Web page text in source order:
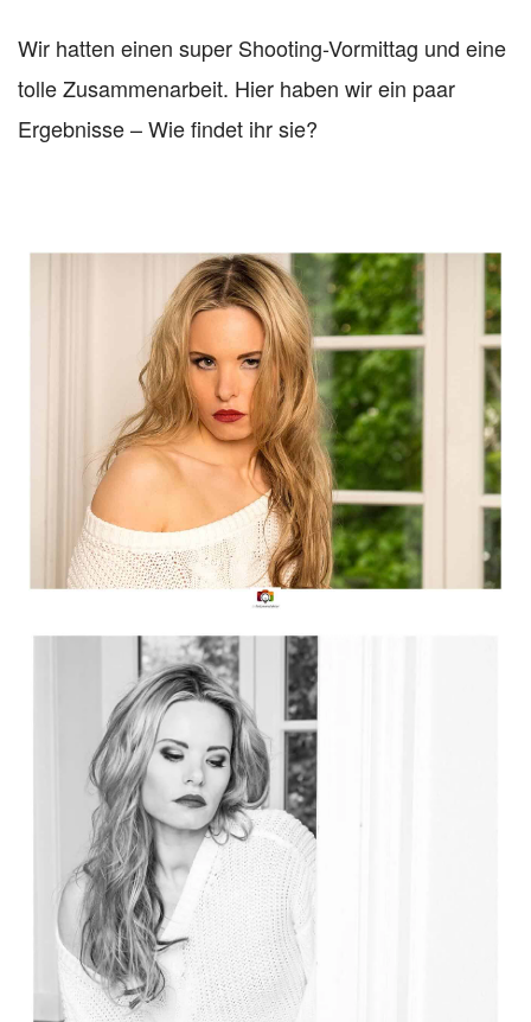
Wir hatten einen super Shooting-Vormittag und eine
tolle Zusammenarbeit. Hier haben wir ein paar
Ergebnisse – Wie findet ihr sie?